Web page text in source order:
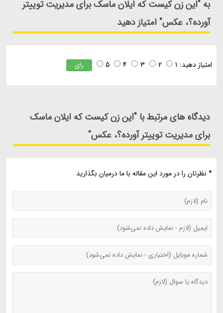
به "این زن کیست که ایلان ماسک برای مدیریت توییتر
آورده؟، عکس" امتیاز دهید
امتیاز دهید: 1
2
3
4
5 رای
دیدگاه های مرتبط با "این زن کیست که ایلان ماسک
برای مدیریت توییتر آورده؟، عکس"
* نظرتان را در مورد این مقاله با ما درمیان بگذارید